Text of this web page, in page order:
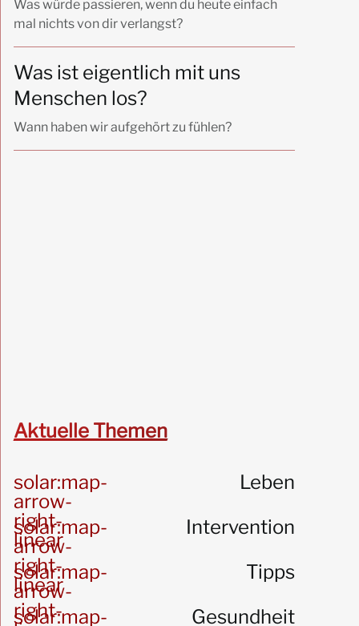
Was würde passieren, wenn du heute einfach
mal nichts von dir verlangst?
Was ist eigentlich mit uns
Menschen los?
Wann haben wir aufgehört zu fühlen?
Aktuelle Themen
solar:map-
arrow-
right-
linear
Leben
solar:map-
arrow-
right-
linear
Intervention
solar:map-
arrow-
right-
Tipps
solar:map-
Gesundheit